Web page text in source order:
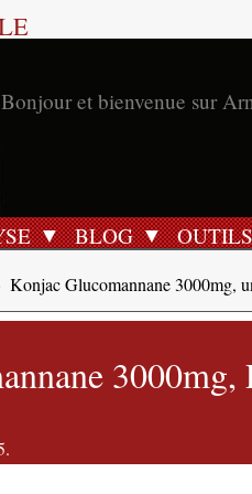
BLOG OUTILS
Konjac Glucomannane 3000mg,